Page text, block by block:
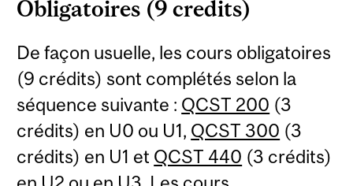
Obligatoires (9 credits)
De façon usuelle, les cours obligatoires
(9 crédits) sont complétés selon la
séquence suivante : QCST 200 (3
crédits) en U0 ou U1, QCST 300 (3
crédits) en U1 et QCST 440 (3 crédits)